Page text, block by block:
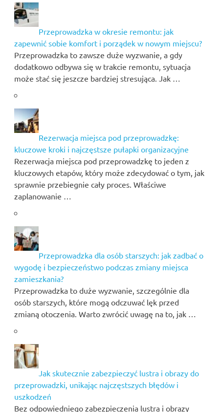
Przeprowadzka w okresie remontu: jak
zapewnić sobie komfort i porządek w nowym miejscu?
Przeprowadzka to zawsze duże wyzwanie, a gdy
dodatkowo odbywa się w trakcie remontu, sytuacja
może stać się jeszcze bardziej stresująca. Jak …
Rezerwacja miejsca pod przeprowadzkę:
kluczowe kroki i najczęstsze pułapki organizacyjne
Rezerwacja miejsca pod przeprowadzkę to jeden z
kluczowych etapów, który może zdecydować o tym, jak
sprawnie przebiegnie cały proces. Właściwe
zaplanowanie …
Przeprowadzka dla osób starszych: jak zadbać o
wygodę i bezpieczeństwo podczas zmiany miejsca
zamieszkania?
Przeprowadzka to duże wyzwanie, szczególnie dla
osób starszych, które mogą odczuwać lęk przed
zmianą otoczenia. Warto zwrócić uwagę na to, jak …
Jak skutecznie zabezpieczyć lustra i obrazy do
przeprowadzki, unikając najczęstszych błędów i
uszkodzeń
Bez odpowiedniego zabezpieczenia lustra i obrazy